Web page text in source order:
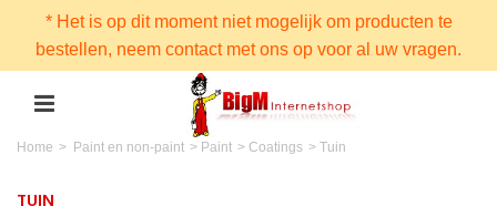
* Het is op dit moment niet mogelijk om producten te
bestellen, neem contact met ons op voor al uw vragen.
Home > Paint en non-paint > Paint > Coatings > Tuin
TUIN